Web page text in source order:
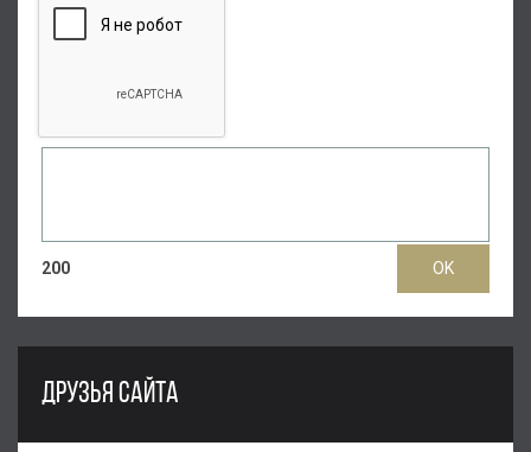
200
ДРУЗЬЯ САЙТА